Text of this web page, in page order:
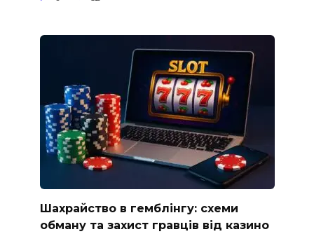
Шахрайство в гемблінгу: схеми
обману та захист гравців від казино